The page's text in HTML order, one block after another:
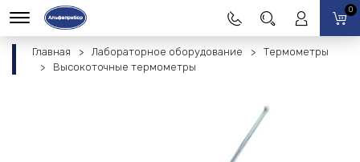
0
Главная Лабораторное оборудование
Термометры
Высокоточные термометры